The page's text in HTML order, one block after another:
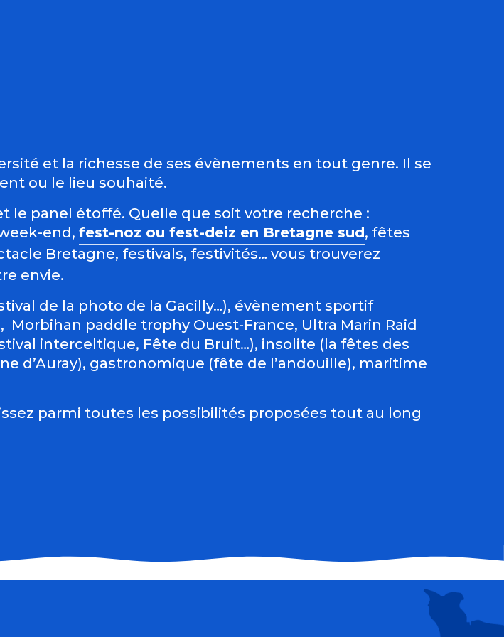
favoris
et la richesse de ses évènements en tout genre. Il se
ou le lieu souhaité.
le panel étoffé. Quelle que soit votre recherche :
end, fest-noz ou fest-deiz en Bretagne sud, fêtes
Bretagne, festivals, festivités… vous trouverez
envie.
de la photo de la Gacilly…), évènement sportif
paddle trophy Ouest-France, Ultra Marin Raid
interceltique, Fête du Bruit…), insolite (la fêtes des
d’Auray), gastronomique (fête de l’andouille), maritime
parmi toutes les possibilités proposées tout au long